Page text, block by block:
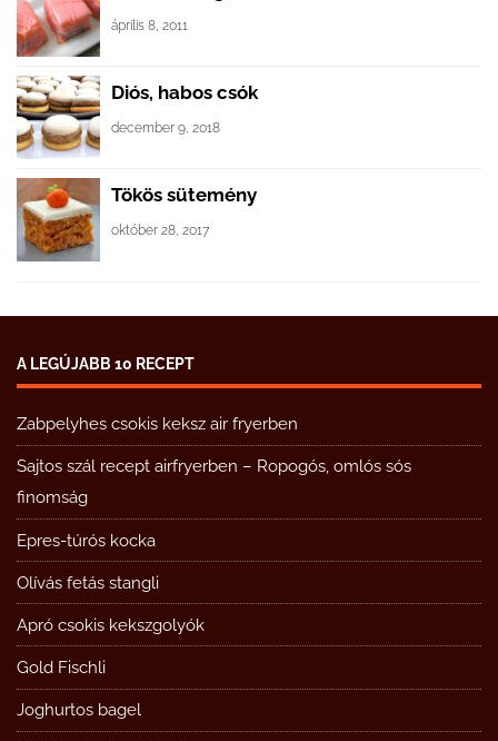
április 8, 2011
Diós, habos csók
december 9, 2018
Tökös sütemény
október 28, 2017
A LEGÚJABB 10 RECEPT
Zabpelyhes csokis keksz air fryerben
Sajtos szál recept airfryerben – Ropogós, omlós sós
finomság
Epres-túrós kocka
Olívás fetás stangli
Apró csokis kekszgolyók
Gold Fischli
Joghurtos bagel